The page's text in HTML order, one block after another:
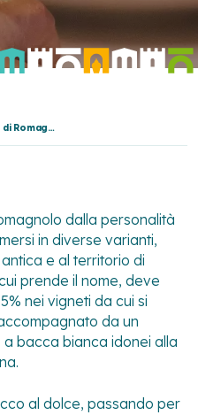
Albana di Romagna
dalla personalità
in diverse varianti,
e al territorio di
prende il nome, deve
nei vigneti da cui si
da un
a bacca bianca idonei alla
al dolce, passando per